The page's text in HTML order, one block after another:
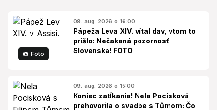
Foto
09. aug. 2026 o 16:00
Pápeža Leva XIV. vítal dav, vtom to
prišlo: Nečakaná pozornosť
Slovenska! FOTO
09. aug. 2026 o 15:00
Koniec zatĺkania! Nela Pocisková
prehovorila o svadbe s Tůmom: Čo